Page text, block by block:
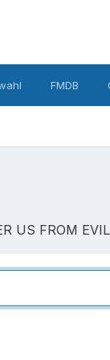
FMDB
US FROM